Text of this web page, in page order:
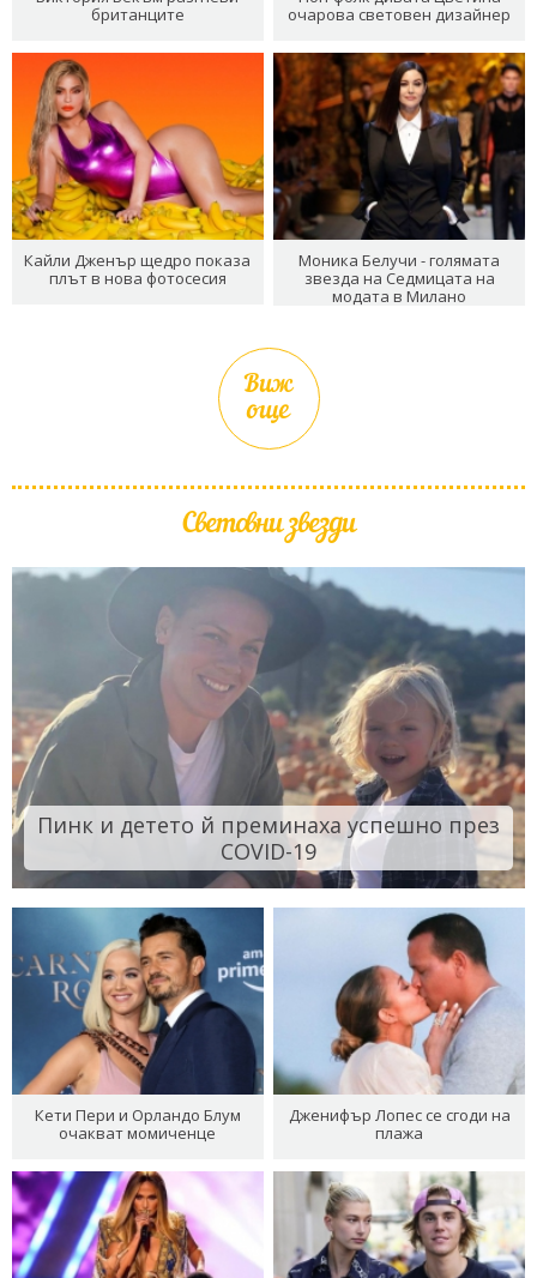
британците
очарова световен дизайнер
Кайли Дженър щедро показа
плът в нова фотосесия
Моника Белучи - голямата
звезда на Седмицата на
модата в Милано
Виж
още
Световни звезди
Пинк и детето й преминаха успешно през
COVID-19
Кети Пери и Орландо Блум
очакват момиченце
Дженифър Лопес се сгоди на
плажа